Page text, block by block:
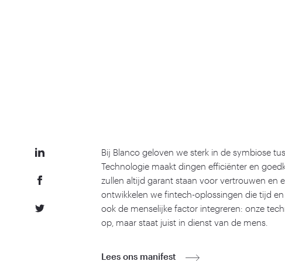
Bij Blanco geloven we sterk in de symbiose
Technologie maakt dingen efficiënter en
zullen altijd garant staan voor vertrouwen en
ontwikkelen we fintech-oplossingen die tijd
ook de menselijke factor integreren: onze
op, maar staat juist in dienst van de mens.
Lees ons manifest